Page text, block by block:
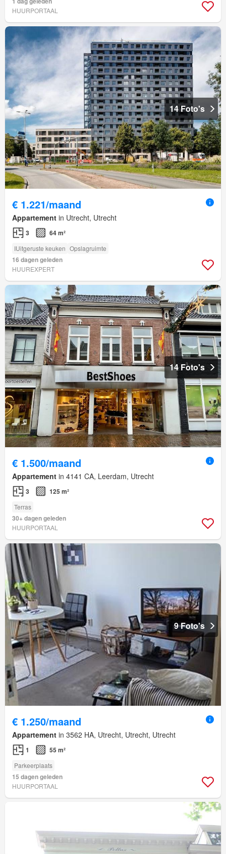
HUURPORTAAL
14 Foto's
€ 1.221/maand
Appartement in Utrecht, Utrecht
3 64 m²
IUitgeruste keuken Opslagruimte
16 dagen geleden
HUUREXPERT
14 Foto's
€ 1.500/maand
Appartement in 4141 CA, Leerdam, Utrecht
3 125 m²
Terras
30+ dagen geleden
HUURPORTAAL
9 Foto's
€ 1.250/maand
Appartement in 3562 HA, Utrecht, Utrecht, Utrecht
1 55 m²
Parkeerplaats
15 dagen geleden
HUURPORTAAL